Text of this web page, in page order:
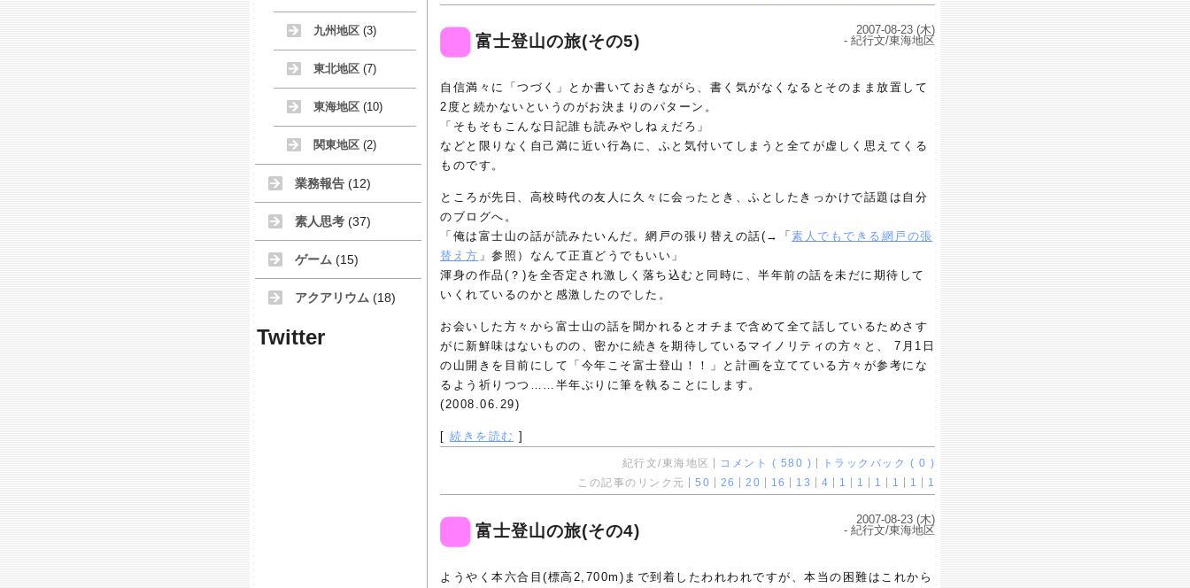
九州地区 (3)
東北地区 (7)
東海地区 (10)
関東地区 (2)
業務報告 (12)
素人思考 (37)
ゲーム (15)
アクアリウム (18)
Twitter
富士登山の旅(その5)
2007-08-23 (木)
- 紀行文/東海地区
自信満々に「つづく」とか書いておきながら、書く気がなくなるとそのまま放置して
2度と続かないというのがお決まりのパターン。
「そもそもこんな日記誰も読みやしねぇだろ」
などと限りなく自己満に近い行為に、ふと気付いてしまうと全てが虚しく思えてくる
ものです。
ところが先日、高校時代の友人に久々に会ったとき、ふとしたきっかけで話題は自分
のブログへ。
「俺は富士山の話が読みたいんだ。網戸の張り替えの話(→「 素人でもできる網戸の張
替え方 」参照）なんて正直どうでもいい」
渾身の作品(？)を全否定され激しく落ち込むと同時に、半年前の話を未だに期待して
いくれているのかと感激したのでした。
お会いした方々から富士山の話を聞かれるとオチまで含めて全て話しているためさす
がに新鮮味はないものの、密かに続きを期待しているマイノリティの方々と、 7月1日
の山開きを目前にして「今年こそ富士登山！！」と計画を立てている方々が参考にな
るよう祈りつつ……半年ぶりに筆を執ることにします。
(2008.06.29)
[ 続きを読む ]
紀行文/東海地区 コメント ( 580 )
トラックバック ( 0 )
この記事のリンク元
50 26 20 16 13 4 1 1 1 1 1 1
富士登山の旅(その4)
2007-08-23 (木)
- 紀行文/東海地区
ようやく本六合目(標高2,700m)まで到着したわれわれですが、本当の困難はこれから